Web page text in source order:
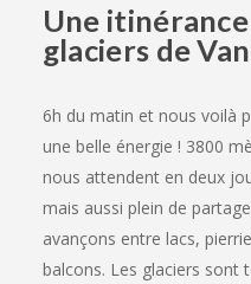
Une
glaciers de
6h du matin et nous voilà
une belle énergie ! 3800
nous attendent en deux
mais aussi plein de
avançons entre lacs,
balcons. Les glaciers sont